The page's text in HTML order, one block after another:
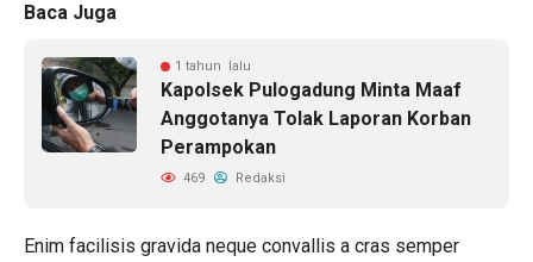
Baca Juga
1 tahun lalu
Kapolsek Pulogadung Minta Maaf
Anggotanya Tolak Laporan Korban
Perampokan
469 Redaksi
Enim facilisis gravida neque convallis a cras semper